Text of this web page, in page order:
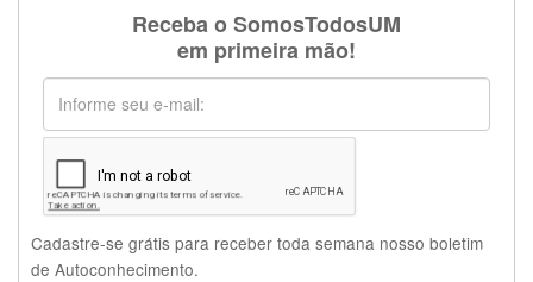
Receba o SomosTodosUM
em primeira mão!
Cadastre-se grátis para receber toda semana nosso boletim
de Autoconhecimento.